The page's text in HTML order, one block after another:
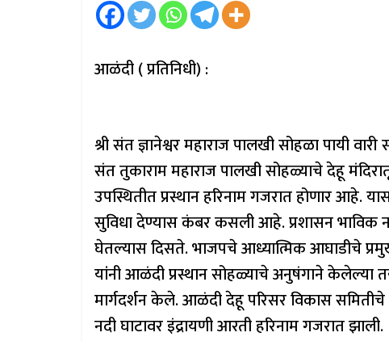
आळंदी ( प्रतिनिधी) :
श्री संत ज्ञानेश्वर महाराज पालखी सोहळा पायी
संत तुकाराम महाराज पालखी सोहळ्याचे देहू
उपस्थितीत प्रस्थान हरिनाम गजरात होणार आहे.
सुविधा देण्यास कंबर कसली आहे. प्रशासन भाविक
घेतल्यास दिसते. भाजपचे आध्यात्मिक आघाडीचे
यांनी आळंदी प्रस्थान सोहळ्याचे अनुषंगाने केलेल्या
मार्गदर्शन केले. आळंदी देहू परिसर विकास समितीचे
नदी घाटावर इंद्रायणी आरती हरिनाम गजरात झाली.